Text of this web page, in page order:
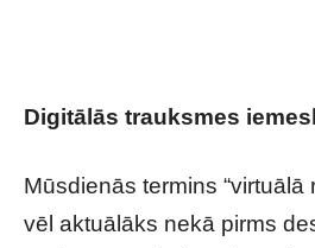
Digitālās trauksmes
Mūsdienās termins “virtuālā
vēl aktuālāks nekā pirms